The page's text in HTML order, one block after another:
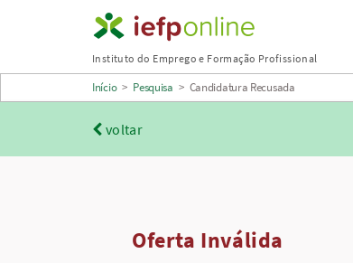
Instituto do Emprego e Formação Profissional
Início > Pesquisa > Candidatura Recusada
voltar
Oferta Inválida